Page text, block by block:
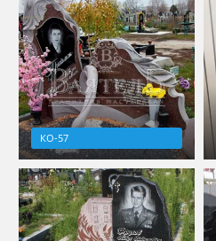
КО-57